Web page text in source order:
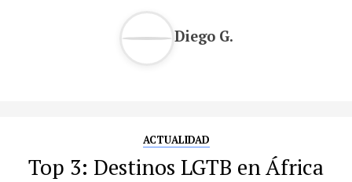
Diego G.
ACTUALIDAD
Top 3: Destinos LGTB en África